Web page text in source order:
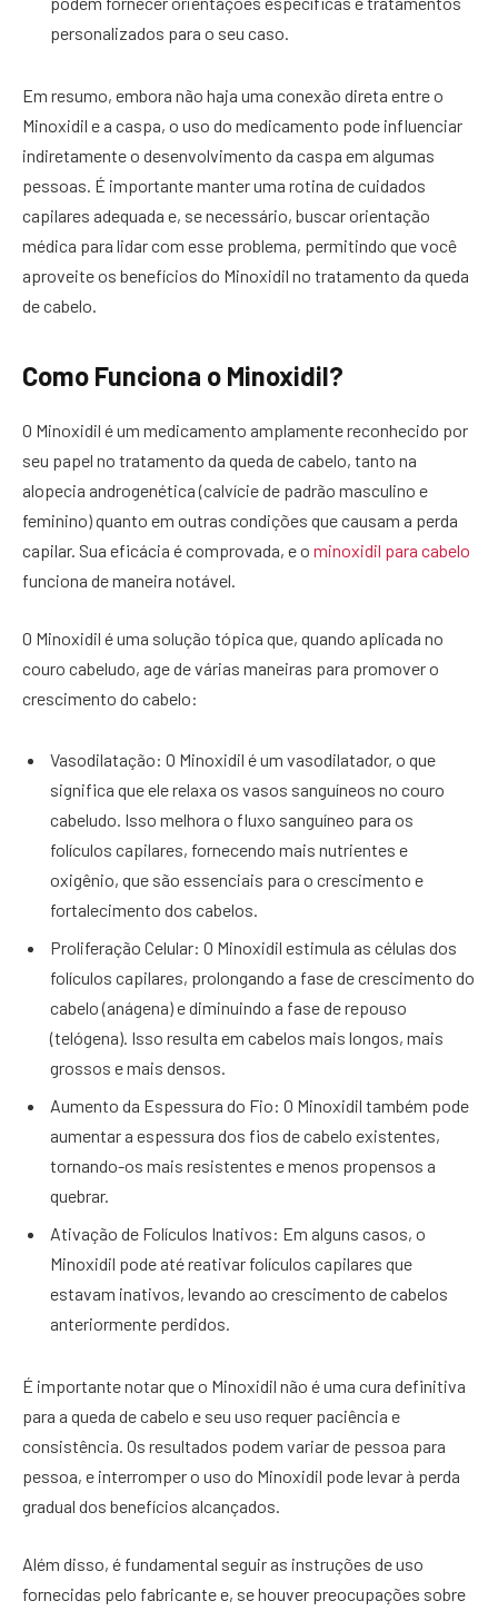
personalizados para o seu caso.
Em resumo, embora não haja uma conexão direta entre o
Minoxidil e a caspa, o uso do medicamento pode influenciar
indiretamente o desenvolvimento da caspa em algumas
pessoas. É importante manter uma rotina de cuidados
capilares adequada e, se necessário, buscar orientação
médica para lidar com esse problema, permitindo que você
aproveite os benefícios do Minoxidil no tratamento da queda
de cabelo.
Como Funciona o Minoxidil?
O Minoxidil é um medicamento amplamente reconhecido por
seu papel no tratamento da queda de cabelo, tanto na
alopecia androgenética (calvície de padrão masculino e
feminino) quanto em outras condições que causam a perda
capilar. Sua eficácia é comprovada, e o minoxidil para cabelo
funciona de maneira notável.
O Minoxidil é uma solução tópica que, quando aplicada no
couro cabeludo, age de várias maneiras para promover o
crescimento do cabelo:
Vasodilatação: O Minoxidil é um vasodilatador, o que
significa que ele relaxa os vasos sanguíneos no couro
cabeludo. Isso melhora o fluxo sanguíneo para os
folículos capilares, fornecendo mais nutrientes e
oxigênio, que são essenciais para o crescimento e
fortalecimento dos cabelos.
Proliferação Celular: O Minoxidil estimula as células dos
folículos capilares, prolongando a fase de crescimento do
cabelo (anágena) e diminuindo a fase de repouso
(telógena). Isso resulta em cabelos mais longos, mais
grossos e mais densos.
Aumento da Espessura do Fio: O Minoxidil também pode
aumentar a espessura dos fios de cabelo existentes,
tornando-os mais resistentes e menos propensos a
quebrar.
Ativação de Folículos Inativos: Em alguns casos, o
Minoxidil pode até reativar folículos capilares que
estavam inativos, levando ao crescimento de cabelos
anteriormente perdidos.
É importante notar que o Minoxidil não é uma cura definitiva
para a queda de cabelo e seu uso requer paciência e
consistência. Os resultados podem variar de pessoa para
pessoa, e interromper o uso do Minoxidil pode levar à perda
gradual dos benefícios alcançados.
Além disso, é fundamental seguir as instruções de uso
fornecidas pelo fabricante e, se houver preocupações sobre